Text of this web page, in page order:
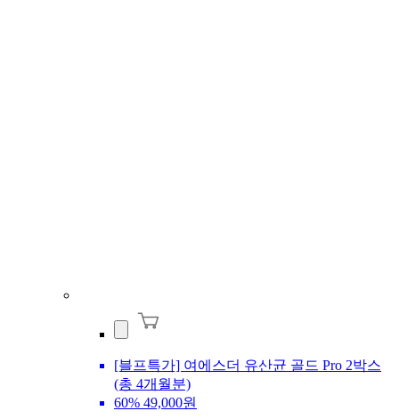
[블프특가] 여에스더 유산균 골드 Pro 2박스
(총 4개월분)
60% 49,000원